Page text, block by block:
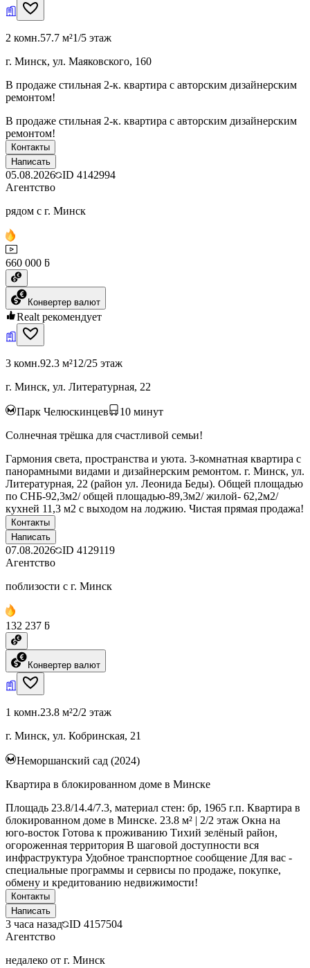
2 комн.57.7 м²1/5 этаж
г. Минск, ул. Маяковского, 160
В продаже стильная 2-к. квартира с авторским дизайнерским
ремонтом!
В продаже стильная 2-к. квартира с авторским дизайнерским
ремонтом!
Контакты
Написать
05.08.2026 ID 4142994
Агентство
рядом с г. Минск
660 000 ƃ
Конвертер валют
Realt рекомендует
3 комн.92.3 м²12/25 этаж
г. Минск, ул. Литературная, 22
Парк Челюскинцев 10 минут
Солнечная трёшка для счастливой семьи!
Гармония света, пространства и уюта. 3-комнатная квартира с
панорамными видами и дизайнерским ремонтом. г. Минск, ул.
Литературная, 22 (район ул. Леонида Беды). Общей площадью
по СНБ-92,3м2/ общей площадью-89,3м2/ жилой- 62,2м2/
кухней 11,3 м2 с выходом на лоджию. Чистая прямая продажа!
Контакты
Написать
07.08.2026 ID 4129119
Агентство
поблизости с г. Минск
132 237 ƃ
Конвертер валют
1 комн.23.8 м²2/2 этаж
г. Минск, ул. Кобринская, 21
Неморшанский сад (2024)
Квартира в блокированном доме в Минске
Площадь 23.8/14.4/7.3, материал стен: бр, 1965 г.п. Квартира в
блокированном доме в Минске. 23.8 м² | 2/2 этаж Окна на
юго-восток Готова к проживанию Тихий зелёный район,
огороженная территория В шаговой доступности вся
инфраструктура Удобное транспортное сообщение Для вас -
специальные программы и сервисы по продаже, покупке,
обмену и кредитованию недвижимости!
Контакты
Написать
3 часа назад ID 4157504
Агентство
недалеко от г. Минск